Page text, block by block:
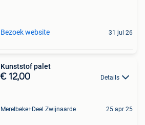
Bezoek website 31 jul 26
Kunststof palet
€ 12,00 Details
Merelbeke+Deel Zwijnaarde 25 apr 25